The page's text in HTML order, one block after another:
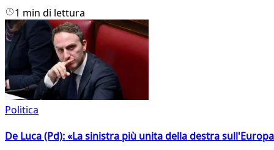
1 min di lettura
Politica
De Luca (Pd): «La sinistra più unita della destra